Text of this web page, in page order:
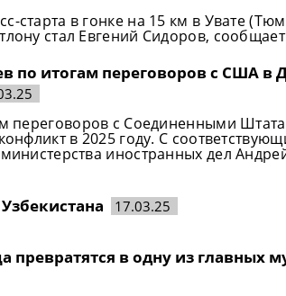
старта в гонке на 15 км в Увате
стал Евгений Сидоров,
по итогам переговоров с США в
переговоров с Соединенными
в 2025 году. С
министерства иностранных дел
17.03.25
превратятся в одну из главных